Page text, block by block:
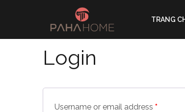
TRANG
Login
Username or email address *